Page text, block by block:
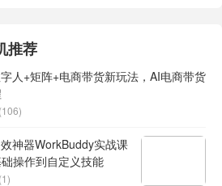
推荐
人+矩阵+电商带货新玩法，AI电商带货
神器WorkBuddy实战课
操作到自定义技能